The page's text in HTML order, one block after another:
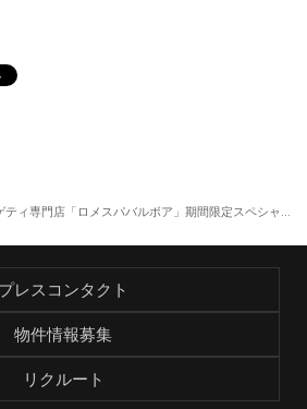
焼きスパゲティ専門店「ロメスパバルボア」期間限定スペシャルスパゲティ「シン・ナポリタン」（4/3～）
プレスコンタクト
物件情報募集
リクルート